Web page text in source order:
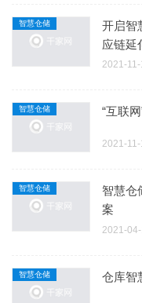
智慧仓储
开启智
应链延
2021-11-
智慧仓储 “互联
2021-11-
智慧仓储
智慧仓
案
2021-
智慧仓储 仓库智